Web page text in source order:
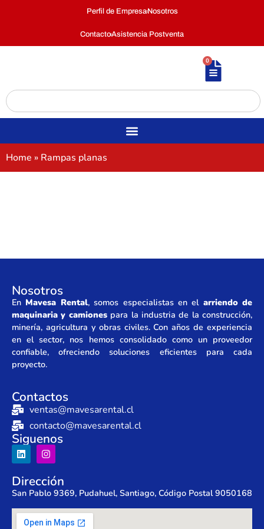
Perfil de EmpresaNosotros
ContactoAsistencia Postventa
0
Home » Rampas planas
Nosotros
En Mavesa Rental, somos especialistas en el arriendo de
maquinaria y camionespara la industria de la construcción,
minería, agricultura y obras civiles. Con años de experiencia
en el sector, nos hemos consolidado como un proveedor
confiable, ofreciendo soluciones eficientes para cada
proyecto.
Contactos
ventas@mavesarental.cl
contacto@mavesarental.cl
Siguenos
Dirección
San Pablo 9369, Pudahuel, Santiago, Código Postal 9050168